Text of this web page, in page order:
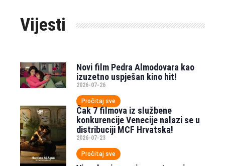
Vijesti
Novi film Pedra Almodovara kao
izuzetno uspješan kino hit!
2026-07-26
Pročitaj sve
Čak 7 filmova iz službene
konkurencije Venecije nalazi se u
distribuciji MCF Hrvatska!
2026-07-23
Pročitaj sve